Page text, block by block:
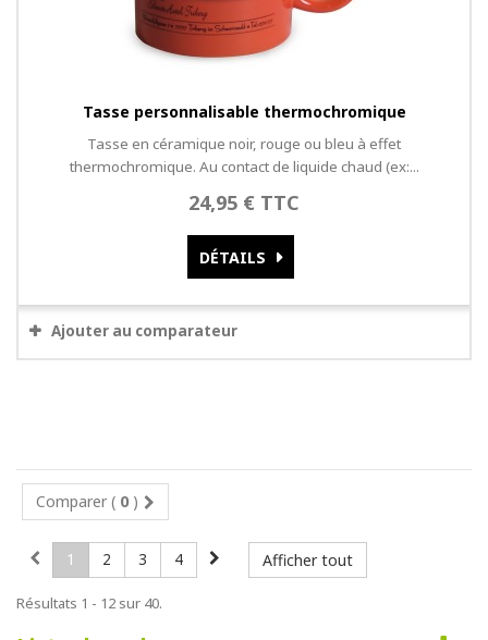
Tasse personnalisable thermochromique
Tasse en céramique noir, rouge ou bleu à effet
thermochromique. Au contact de liquide chaud (ex:...
24,95 € TTC
DÉTAILS
Ajouter au comparateur
Comparer ( 0 )
Afficher tout
1 2 3 4
Résultats 1 - 12 sur 40.